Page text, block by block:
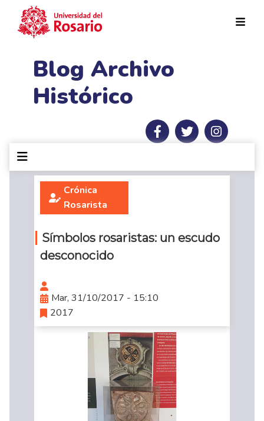
Blog Archivo
Histórico
Crónica
Rosarista
Símbolos rosaristas: un escudo
desconocido
Mar, 31/10/2017 - 15:10
2017